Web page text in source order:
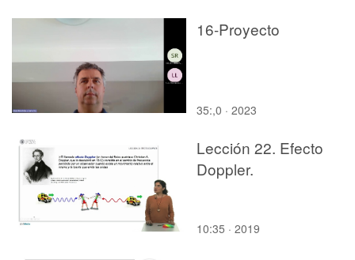
16-Proyecto
35:,0 · 2023
Lección 22. Efecto
Doppler.
10:35 · 2019